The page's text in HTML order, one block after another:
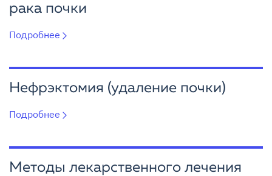
рака почки
Подробнее
Нефрэктомия (удаление почки)
Подробнее
Методы лекарственного лечения